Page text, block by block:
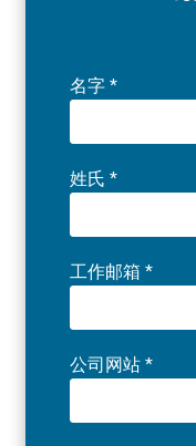
名字 *
姓氏 *
工作邮箱 *
公司网站 *